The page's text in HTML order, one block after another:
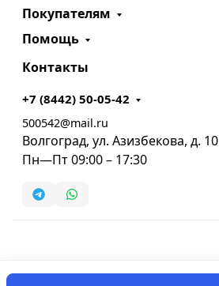
Покупателям
Помощь
Контакты
+7 (8442) 50-05-42
500542@mail.ru
Волгоград, ул. Азизбекова, д. 10
Пн—Пт 09:00 – 17:30